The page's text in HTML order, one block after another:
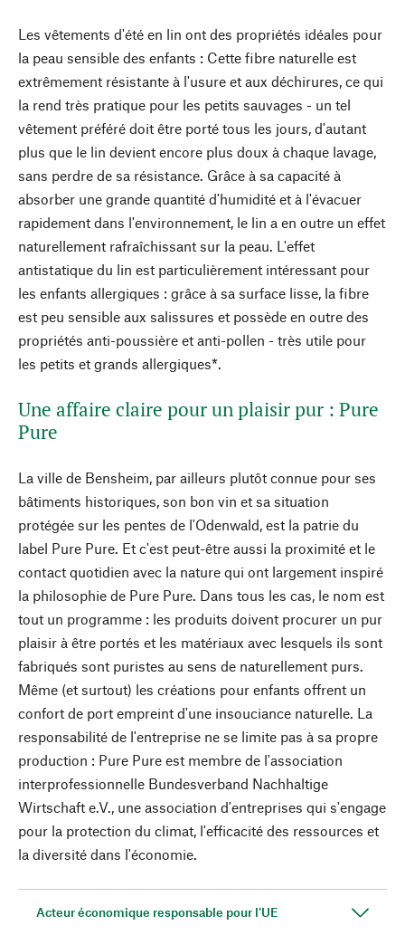
Les vêtements d'été en lin ont des propriétés idéales pour
la peau sensible des enfants : Cette fibre naturelle est
extrêmement résistante à l'usure et aux déchirures, ce qui
la rend très pratique pour les petits sauvages - un tel
vêtement préféré doit être porté tous les jours, d'autant
plus que le lin devient encore plus doux à chaque lavage,
sans perdre de sa résistance. Grâce à sa capacité à
absorber une grande quantité d'humidité et à l'évacuer
rapidement dans l'environnement, le lin a en outre un effet
naturellement rafraîchissant sur la peau. L'effet
antistatique du lin est particulièrement intéressant pour
les enfants allergiques : grâce à sa surface lisse, la fibre
est peu sensible aux salissures et possède en outre des
propriétés anti-poussière et anti-pollen - très utile pour
les petits et grands allergiques*.
Une affaire claire pour un plaisir pur : Pure
Pure
La ville de Bensheim, par ailleurs plutôt connue pour ses
bâtiments historiques, son bon vin et sa situation
protégée sur les pentes de l'Odenwald, est la patrie du
label Pure Pure. Et c'est peut-être aussi la proximité et le
contact quotidien avec la nature qui ont largement inspiré
la philosophie de Pure Pure. Dans tous les cas, le nom est
tout un programme : les produits doivent procurer un pur
plaisir à être portés et les matériaux avec lesquels ils sont
fabriqués sont puristes au sens de naturellement purs.
Même (et surtout) les créations pour enfants offrent un
confort de port empreint d'une insouciance naturelle. La
responsabilité de l'entreprise ne se limite pas à sa propre
production : Pure Pure est membre de l'association
interprofessionnelle Bundesverband Nachhaltige
Wirtschaft e.V., une association d'entreprises qui s'engage
pour la protection du climat, l'efficacité des ressources et
la diversité dans l'économie.
Acteur économique responsable pour l'UE